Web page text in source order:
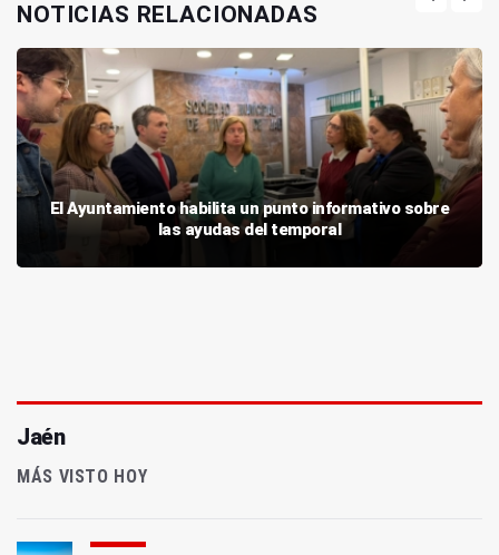
NOTICIAS RELACIONADAS
El Ayuntamiento habilita un punto informativo sobre
las ayudas del temporal
Jaén
MÁS VISTO HOY